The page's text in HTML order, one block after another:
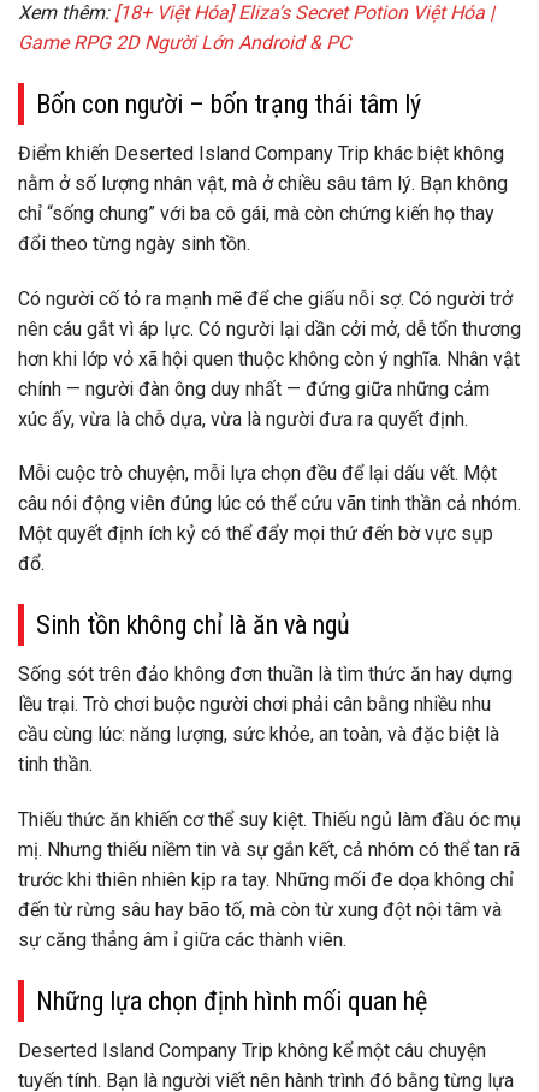
Xem thêm: [18+ Việt Hóa] Eliza’s Secret Potion Việt Hóa |
Game RPG 2D Người Lớn Android & PC
Bốn con người – bốn trạng thái tâm lý
Điểm khiến Deserted Island Company Trip khác biệt không
nằm ở số lượng nhân vật, mà ởchiều sâu tâm lý. Bạn không
chỉ “sống chung” với ba cô gái, mà còn chứng kiến họ thay
đổi theo từng ngày sinh tồn.
Có người cố tỏ ra mạnh mẽ để che giấu nỗi sợ. Có người trở
nên cáu gắt vì áp lực. Có người lại dần cởi mở, dễ tổn thương
hơn khi lớp vỏ xã hội quen thuộc không còn ý nghĩa. Nhân vật
chính — người đàn ông duy nhất — đứng giữa những cảm
xúc ấy, vừa là chỗ dựa, vừa là người đưa ra quyết định.
Mỗi cuộc trò chuyện, mỗi lựa chọn đều để lại dấu vết. Một
câu nói động viên đúng lúc có thể cứu vãn tinh thần cả nhóm.
Một quyết định ích kỷ có thể đẩy mọi thứ đến bờ vực sụp
đổ.
Sinh tồn không chỉ là ăn và ngủ
Sống sót trên đảo không đơn thuần là tìm thức ăn hay dựng
lều trại. Trò chơi buộc người chơi phải cân bằng nhiều nhu
cầu cùng lúc: năng lượng, sức khỏe, an toàn, và đặc biệt là
tinh thần.
Thiếu thức ăn khiến cơ thể suy kiệt. Thiếu ngủ làm đầu óc mụ
mị. Nhưng thiếu niềm tin và sự gắn kết, cả nhóm có thể tan rã
trước khi thiên nhiên kịp ra tay. Những mối đe dọa không chỉ
đến từ rừng sâu hay bão tố, mà còn từ xung đột nội tâm và
sự căng thẳng âm ỉ giữa các thành viên.
Những lựa chọn định hình mối quan hệ
Deserted Island Company Trip không kể một câu chuyện
tuyến tính. Bạn là người viết nên hành trình đó bằng từng lựa